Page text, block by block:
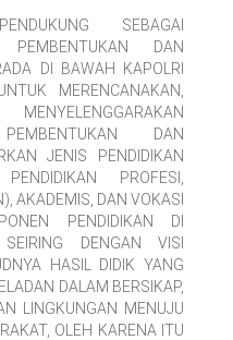
SEBAGAI
PEMBENTUKAN DAN
DI BAWAH KAPOLRI
MERENCANAKAN,
DAN
JENIS PENDIDIKAN
PROFESI,
AKADEMIS, DAN VOKASI
PENDIDIKAN DI
SEIRING DENGAN VISI
HASIL DIDIK YANG
DALAM BERSIKAP,
LINGKUNGAN MENUJU
OLEH KARENA ITU